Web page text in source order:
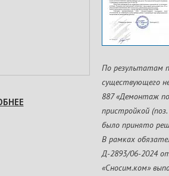
По результатам
существующего
887 «Демонтаж
пристройкой
было принято
В рамках
Д-2893/06-2024
«Сносим.ком»